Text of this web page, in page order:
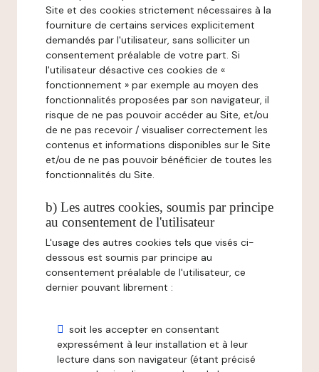
Site et des cookies strictement nécessaires à la
fourniture de certains services explicitement
demandés par l'utilisateur, sans solliciter un
consentement préalable de votre part. Si
l'utilisateur désactive ces cookies de «
fonctionnement » par exemple au moyen des
fonctionnalités proposées par son navigateur, il
risque de ne pas pouvoir accéder au Site, et/ou
de ne pas recevoir / visualiser correctement les
contenus et informations disponibles sur le Site
et/ou de ne pas pouvoir bénéficier de toutes les
fonctionnalités du Site.
b) Les autres cookies, soumis par principe
au consentement de l'utilisateur
L'usage des autres cookies tels que visés ci-
dessous est soumis par principe au
consentement préalable de l'utilisateur, ce
dernier pouvant librement :
soit les accepter en consentant
expressément à leur installation et à leur
lecture dans son navigateur (étant précisé